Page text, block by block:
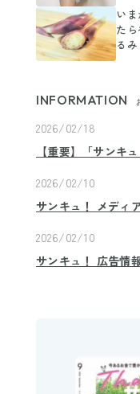
い
た
る
INFORMATION
2026/02/18
【重要】「サンキ
2026/02/10
サンキュ！ メディ
2026/02/10
サンキュ！ 広告情